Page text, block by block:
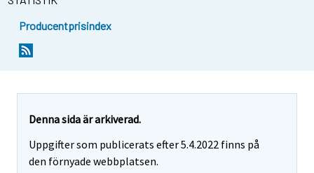
Producentprisindex
Denna sida är arkiverad.
Uppgifter som publicerats efter 5.4.2022 finns på
den förnyade webbplatsen.